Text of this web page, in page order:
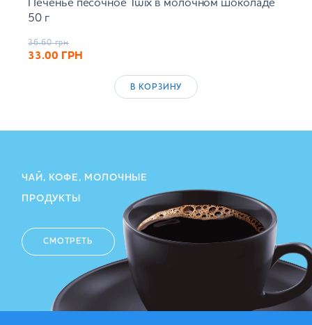
Печенье песочное Twix в молочном шоколаде
50 г
36.60 грн
33.00 ГРН
В КОРЗИНУ
ЧАЙ, КОФЕ, МОЛОЧНЫЕ
ПРОДУКТЫ
СМОТРЕТЬ